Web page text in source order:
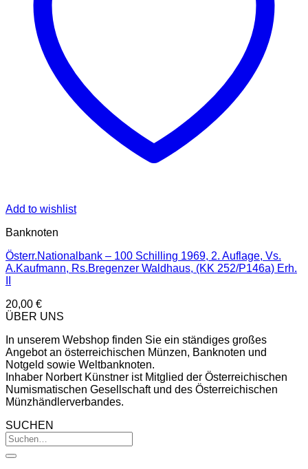
Add to wishlist
Banknoten
Österr.Nationalbank – 100 Schilling 1969, 2. Auflage, Vs.
A.Kaufmann, Rs.Bregenzer Waldhaus, (KK 252/P146a) Erh.
20,00 €
ÜBER UNS
In unserem Webshop finden Sie ein ständiges großes
Angebot an österreichischen Münzen, Banknoten und
Notgeld sowie Weltbanknoten.
Inhaber Norbert Künstner ist Mitglied der Österreichischen
Numismatischen Gesellschaft und des Österreichischen
Münzhändlerverbandes.
SUCHEN